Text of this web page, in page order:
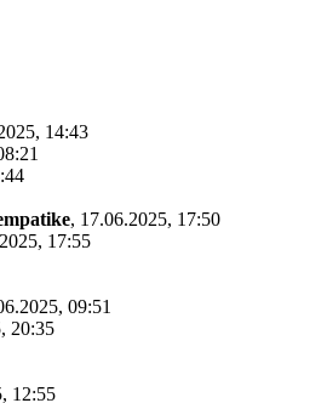
14:43
, 17.06.2025, 17:50
17:55
09:51
20:35
12:55